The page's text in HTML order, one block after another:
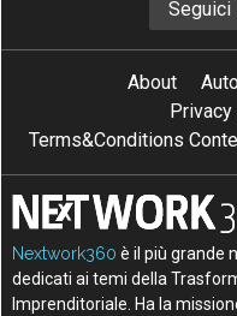
Seguici
About
Terms&Conditions
Nextwork360 è il più grande
dedicati ai temi della
Imprenditoriale. Ha la